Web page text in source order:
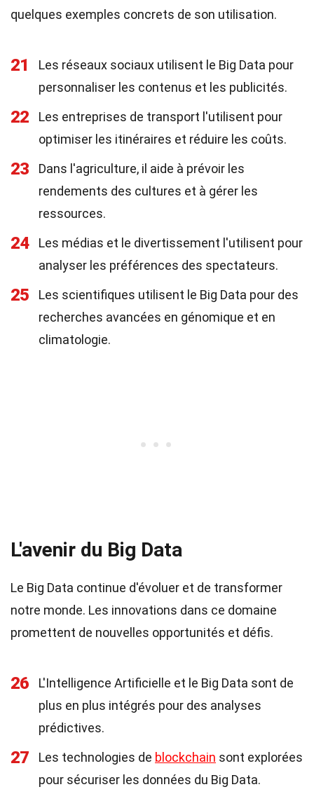
quelques exemples concrets de son utilisation.
21
Les réseaux sociaux utilisent le Big Data pour
personnaliser les contenus et les publicités.
22
Les entreprises de transport l'utilisent pour
optimiser les itinéraires et réduire les coûts.
23
Dans l'agriculture, il aide à prévoir les
rendements des cultures et à gérer les
ressources.
24
Les médias et le divertissement l'utilisent pour
analyser les préférences des spectateurs.
25
Les scientifiques utilisent le Big Data pour des
recherches avancées en génomique et en
climatologie.
L'avenir du Big Data
Le Big Data continue d'évoluer et de transformer
notre monde. Les innovations dans ce domaine
promettent de nouvelles opportunités et défis.
26
L'Intelligence Artificielle et le Big Data sont de
plus en plus intégrés pour des analyses
prédictives.
27 Les technologies de blockchain sont explorées
pour sécuriser les données du Big Data.